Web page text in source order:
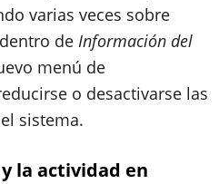
varias veces sobre
dentro de Información del
menú de
o desactivarse las
sistema.
la actividad en